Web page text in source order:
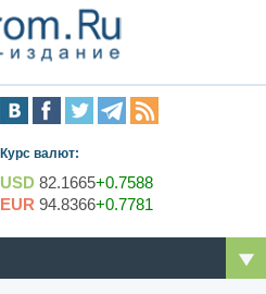
Курс валют:
USD 82.1665+0.7588
EUR 94.8366+0.7781